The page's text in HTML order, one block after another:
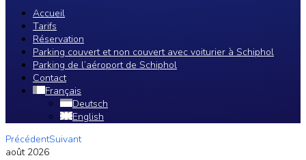
Accueil
Tarifs
Réservation
Parking couvert et non couvert avec voiturier à Schiphol
Parking de l’aéroport de Schiphol
Contact
Français
Deutsch
English
PrécédentSuivant
août 2026